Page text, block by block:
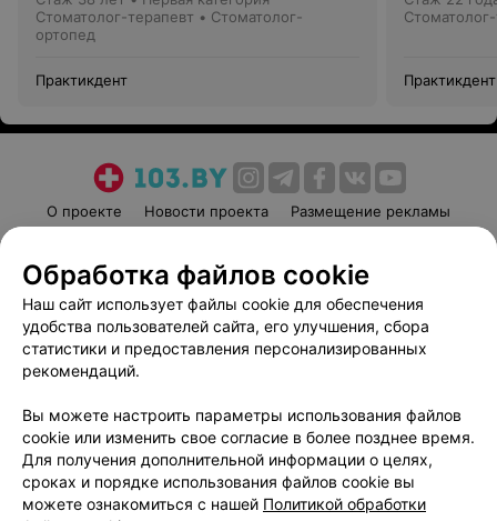
Стоматолог-терапевт • Стоматолог-
ортопед
Практикдент Практикдент
О проекте Новости проекта
Размещение рекламы
Пользовательское соглашение
Способы оплаты
Вакансии
Партнеры
Написать руководителю 103.by
Обработка персональных данных
Обработка файлов cookie
Наш сайт использует файлы cookie для обеспечения
удобства пользователей сайта, его улучшения, сбора
статистики и предоставления персонализированных
рекомендаций.
Вы можете настроить параметры использования файлов
cookie или изменить свое согласие в более позднее время.
Для получения дополнительной информации о целях,
сроках и порядке использования файлов cookie вы
можете ознакомиться с нашей Политикой обработки